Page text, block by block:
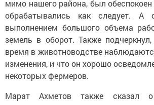
мимо нашего района, был обеспокоен
обрабатывались как следует. А
выполнением большого объема
земель в оборот. Также
время в животноводстве
изменения, и что он хорошо
некоторых фермеров.
Марат Ахметов также сказал о